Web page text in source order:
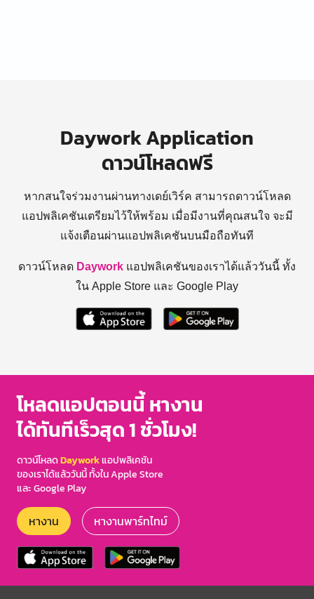
Daywork Application
ดาวน์โหลดฟรี
หากสนใจร่วมงานผ่านทางเดย์เวิร์ค สามารถดาวน์โหลด
แอปพลิเคชันเตรียมไว้ให้พร้อม เมื่อมีงานที่คุณสนใจ จะมี
แจ้งเตือนผ่านแอปพลิเคชันบนมือถือทันที
ดาวน์โหลด Daywork แอปพลิเคชันของเราได้แล้ววันนี้ ทั้ง
ใน Apple Store และ Google Play
โหลดแอปตอนนี้ หางาน
ได้ทันทีเร็วสุด 1 ชั่วโมง!
ดาวน์โหลดDayworkแอปพลิเคชัน
ของเราได้แล้ววันนี้ ทั้งใน Apple Store
และ Google Play
หางาน หางานพาร์ทไทม์